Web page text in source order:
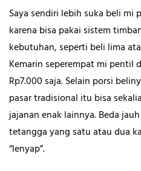
Saya sendiri lebih suka beli mi
karena bisa pakai sistem
kebutuhan, seperti beli lima
Kemarin seperempat mi pentil
Rp7.000 saja. Selain porsi
pasar tradisional itu bisa
jajanan enak lainnya. Beda
tetangga yang satu atau dua
“lenyap”.